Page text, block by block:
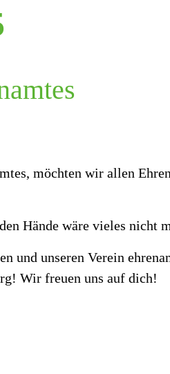
möchten wir allen
Hände wäre vieles nicht
und unseren Verein
Wir freuen uns auf dich!